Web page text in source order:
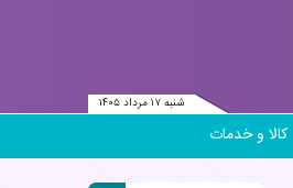
شنبه ۱۷ مرداد ۱۴۰۵
کالا و خدمات